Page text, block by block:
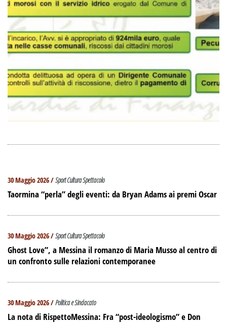
30 Maggio 2026 /Sport Cultura Spettacolo
Taormina “perla” degli eventi: da Bryan Adams ai premi Oscar
30 Maggio 2026 /Sport Cultura Spettacolo
Ghost Love”, a Messina il romanzo di Maria Musso al centro di
un confronto sulle relazioni contemporanee
30 Maggio 2026 /Politica e Sindacato
La nota di RispettoMessina: Fra “post-ideologismo” e Don